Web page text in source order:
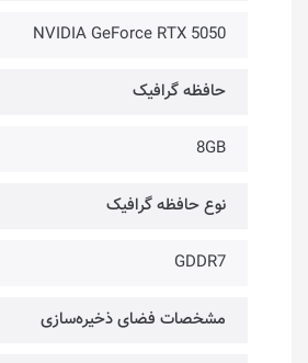
NVIDIA GeForce RTX 5050
حافظه گرافیک
8GB
نوع حافظه گرافیک
GDDR7
مشخصات فضای ذخیره‌سازی